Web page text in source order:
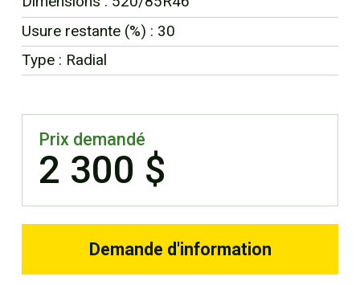
Usure restante (%) : 30
Type : Radial
Prix demandé
2 300 $
Demande d'information
EN